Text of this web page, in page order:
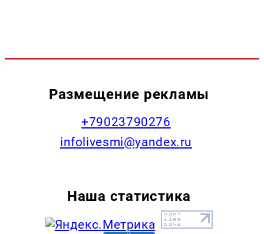
Размещение рекламы
+79023790276
infolivesmi@yandex.ru
Наша статистика